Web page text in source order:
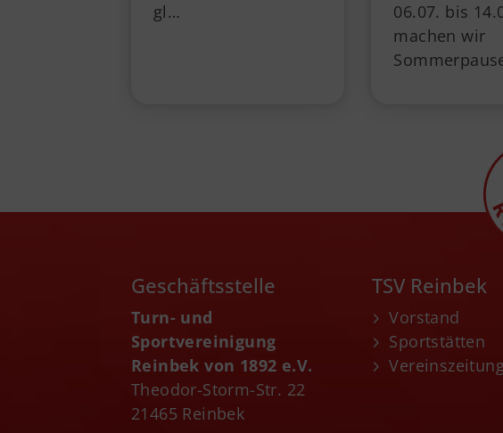
gl…
06.07. bis
machen wir
Geschäftsstelle
Turn- und
Sportvereinigung
Reinbek von 1892 e.V.
Theodor-Storm-Str. 22
21465 Reinbek
TSV Reinbek
Vorstand
Sportstätten
Vereinszeitung